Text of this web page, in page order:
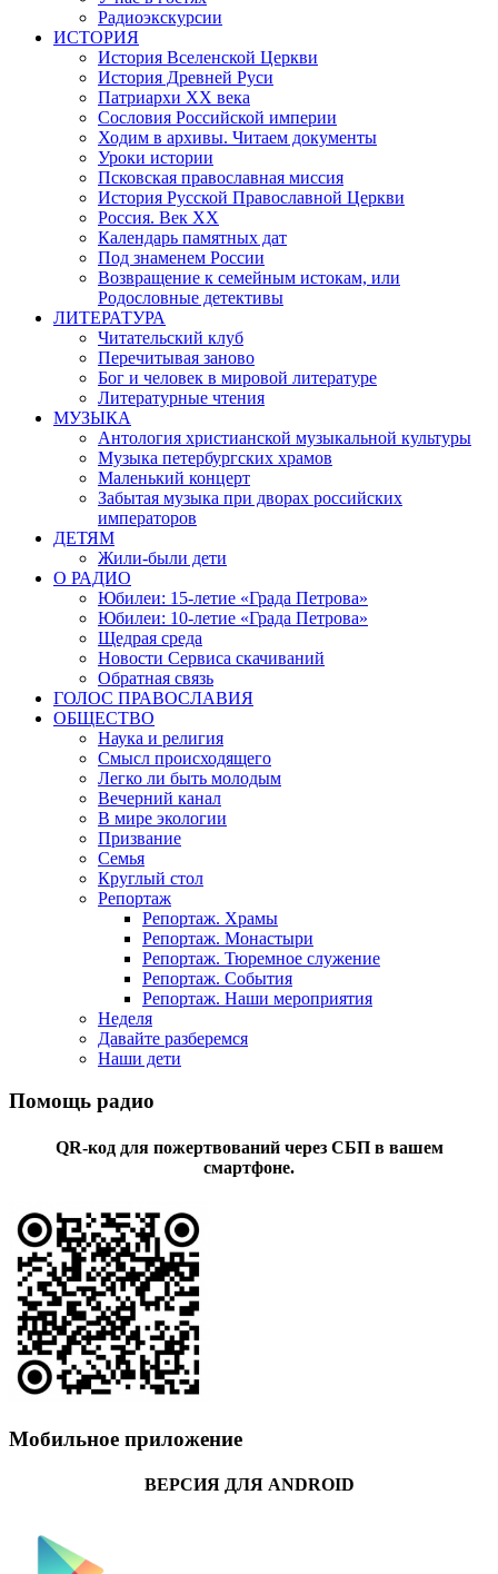
Радиоэкскурсии
ИСТОРИЯ
История Вселенской Церкви
История Древней Руси
Патриархи XX века
Сословия Российской империи
Ходим в архивы. Читаем документы
Уроки истории
Псковская православная миссия
История Русской Православной Церкви
Россия. Век ХХ
Календарь памятных дат
Под знаменем России
Возвращение к семейным истокам, или
Родословные детективы
ЛИТЕРАТУРА
Читательский клуб
Перечитывая заново
Бог и человек в мировой литературе
Литературные чтения
МУЗЫКА
Антология христианской музыкальной культуры
Музыка петербургских храмов
Маленький концерт
Забытая музыка при дворах российских
императоров
ДЕТЯМ
Жили-были дети
О РАДИО
Юбилеи: 15-летие «Града Петрова»
Юбилеи: 10-летие «Града Петрова»
Щедрая среда
Новости Сервиса скачиваний
Обратная связь
ГОЛОС ПРАВОСЛАВИЯ
ОБЩЕСТВО
Наука и религия
Смысл происходящего
Легко ли быть молодым
Вечерний канал
В мире экологии
Призвание
Семья
Круглый стол
Репортаж
Репортаж. Храмы
Репортаж. Монастыри
Репортаж. Тюремное служение
Репортаж. События
Репортаж. Наши мероприятия
Неделя
Давайте разберемся
Наши дети
Помощь радио
QR-код для пожертвований через СБП в вашем
смартфоне.
Мобильное приложение
ВЕРСИЯ ДЛЯ ANDROID